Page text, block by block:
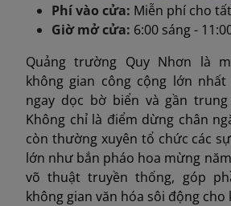
Phí vào cửa: Miễn phí cho
Giờ mở cửa: 6:00 sáng -
Quảng trường Quy Nhơn là
không gian công cộng lớn
ngay dọc bờ biển và gần
Không chỉ là điểm dừng chân
còn thường xuyên tổ chức các
lớn như bắn pháo hoa mừng
võ thuật truyền thống, góp
không gian văn hóa sôi động cho